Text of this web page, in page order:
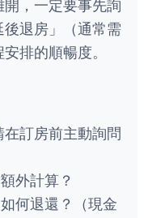
，一定要事先詢
退房」（通常需
排的順暢度。
訂房前主動詢問
外計算？
何退還？（現金